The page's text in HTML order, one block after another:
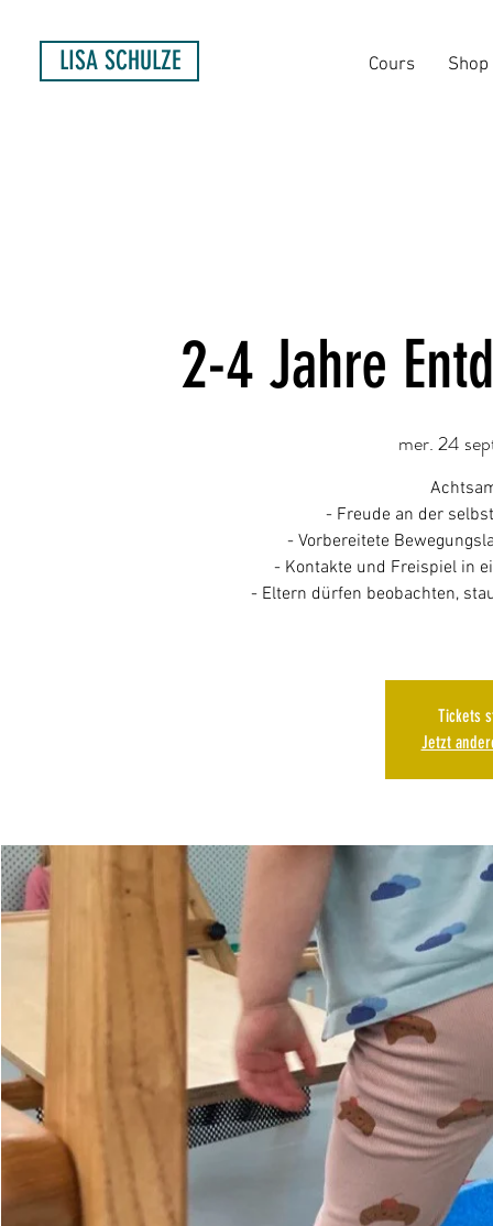
Cours Shop
LISA SCHULZE
2-4 Jahre
mer. 24
- Freude an der
- Vorbereitete
- Kontakte und Freispiel in
- Eltern dürfen beobachten,
Tickets
Jetzt